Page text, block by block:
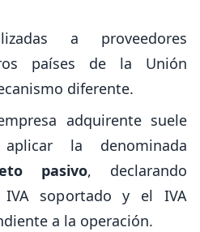
a proveedores
países de la Unión
diferente.
adquirente suele
la denominada
pasivo, declarando
IVA soportado y el IVA
a la operación.